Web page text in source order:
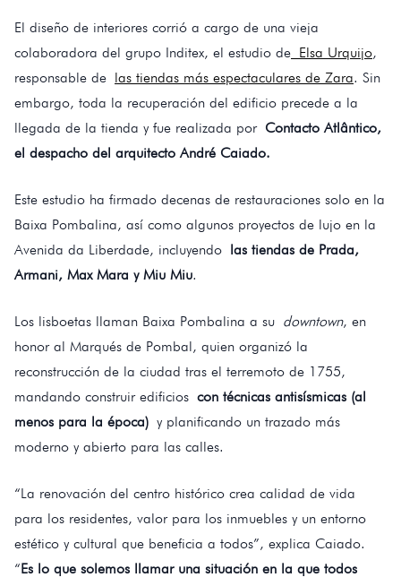
El diseño de interiores corrió a cargo de una vieja
colaboradora del grupo Inditex, el estudio de Elsa Urquijo,
responsable de las tiendas más espectaculares de Zara. Sin
embargo, toda la recuperación del edificio precede a la
llegada de la tienda y fue realizada por Contacto Atlântico,
el despacho del arquitecto André Caiado.
Este estudio ha firmado decenas de restauraciones solo en la
Baixa Pombalina, así como algunos proyectos de lujo en la
Avenida da Liberdade, incluyendo las tiendas de Prada,
Armani, Max Mara y Miu Miu.
Los lisboetas llaman Baixa Pombalina a su downtown, en
honor al Marqués de Pombal, quien organizó la
reconstrucción de la ciudad tras el terremoto de 1755,
mandando construir edificios con técnicas antisísmicas (al
menos para la época) y planificando un trazado más
moderno y abierto para las calles.
“La renovación del centro histórico crea calidad de vida
para los residentes, valor para los inmuebles y un entorno
estético y cultural que beneficia a todos”, explica Caiado.
“Es lo que solemos llamar una situación en la que todos